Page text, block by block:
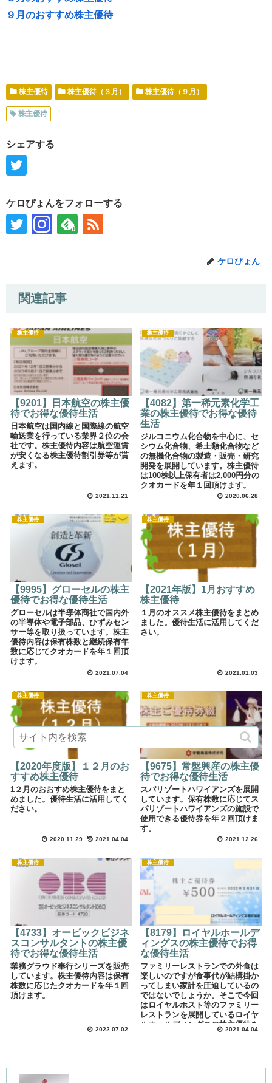
９月のおすすめ株主優待
株主優待 株主優待（３月） 株主優待（９月）
株主優待
シェアする
ケロぴょんをフォローする
0
ケロぴょん
関連記事
株主優待
【9201】日本航空の株主優
待でお得な優待生活
日本航空は国内線と国際線の航空
輸送業を行っている業界２位の会
社です。株主優待内容は航空運賃
が安くなる株主優待割引券等が貰
えます。
2021.11.21
株主優待
【4082】第一稀元素化学工
業の株主優待でお得な優待
生活
ジルコニウム化合物を中心に、セ
シウム化合物、希土類化合物など
の無機化合物の製造・販売・研究
開発を展開しています。株主優待
は100株以上保有者は2,000円分の
クオカードを年１回頂けます。
2020.06.28
株主優待
【9995】グローセルの株主
優待でお得な優待生活
グローセルは半導体商社で国内外
の半導体や電子部品、ひずみセン
サー等を取り扱っています。株主
優待内容は保有株数と継続保有年
数に応じてクオカードを年１回頂
けます。
2021.07.04
株主優待
【2021年版】1月おすすめ
株主優待
１月のオススメ株主優待をまとめ
ました。優待生活に活用してくだ
さい。
2021.01.03
株主優待
【2020年度版】１２月のお
すすめ株主優待
1２月のおおすめ株主優待をまと
めました。優待生活に活用してく
ださい。
2020.11.29 2021.04.04
株主優待
【9675】常盤興産の株主優
待でお得な優待生活
スパリゾートハワイアンズを展開
しています。保有株数に応じてス
パリゾートハワイアンズの施設で
使用できる優待券を年２回頂けま
す。
2021.12.26
株主優待
【4733】オービックビジネ
スコンサルタントの株主優
待でお得な優待生活
業務グラウド奉行シリーズを販売
しています。株主優待内容は保有
株数に応じたクオカードを年１回
頂けます。
2022.07.02
株主優待
【8179】ロイヤルホールデ
ィングスの株主優待でお得
な優待生活
ファミリーレストランでの外食は
楽しいのですが食事代が結構掛か
ってしまい家計を圧迫しているの
ではないでしょうか。そこで今回
はロイヤルホスト等のファミリー
レストランを展開しているロイヤ
ルホールディングスの株主優待を
紹介します。優待券を使って外食
2021.04.04